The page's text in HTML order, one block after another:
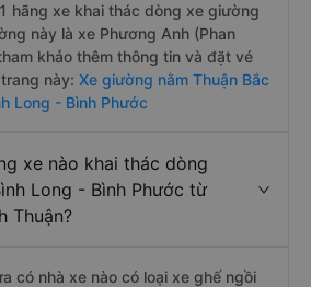
hãng xe khai thác dòng xe giường
này là xe Phương Anh (Phan
khảo thêm thông tin và đặt vé
này: Xe giường nằm Thuận Bắc
Long - Bình Phước
xe nào khai thác dòng
Long - Bình Phước từ
Thuận?
có nhà xe nào có loại xe ghế ngồi